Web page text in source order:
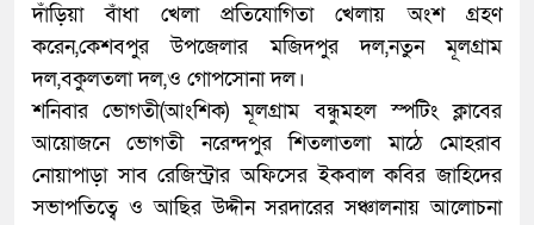
দাঁড়িয়া বাঁধা খেলা প্রতিযোগিতা খেলায় অংশ গ্রহণ
করেন,কেশবপুর উপজেলার মজিদপুর দল,নতুন মূলগ্রাম
দল,বকুলতলা দল,ও গোপসোনা দল।
শনিবার ভোগতী(আংশিক) মূলগ্রাম বন্ধুমহল স্পটিং ক্লাবের
আয়োজনে ভোগতী নরেন্দপুর শিতলাতলা মাঠে মোহরাব
নোয়াপাড়া সাব রেজিস্ট্রার অফিসের ইকবাল কবির জাহিদের
সভাপতিত্বে ও আছির উদ্দীন সরদারের সঞ্চালনায় আলোচনা